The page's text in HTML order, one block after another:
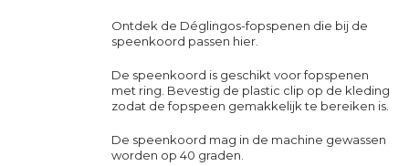
Ontdek de Déglingos-fopspenen die bij de
speenkoord passen hier
De speenkoord is geschikt voor fopspenen
met ring. Bevestig de plastic clip op de kleding
zodat de fopspeen gemakkelijk te bereiken is.
De speenkoord mag in de machine gewassen
worden op 40 graden.